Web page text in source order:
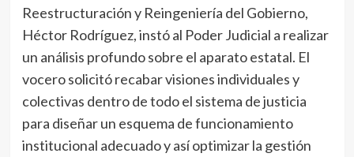
Reestructuración y Reingeniería del Gobierno,
Héctor Rodríguez, instó al Poder Judicial a realizar
un análisis profundo sobre el aparato estatal. El
vocero solicitó recabar visiones individuales y
colectivas dentro de todo el sistema de justicia
para diseñar un esquema de funcionamiento
institucional adecuado y así optimizar la gestión